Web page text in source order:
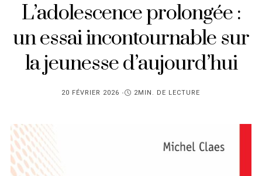
L’adolescence prolongée :
un essai incontournable sur
la jeunesse d’aujourd’hui
PUBLIÉ
20 FÉVRIER 2026 2MIN. DE LECTURE